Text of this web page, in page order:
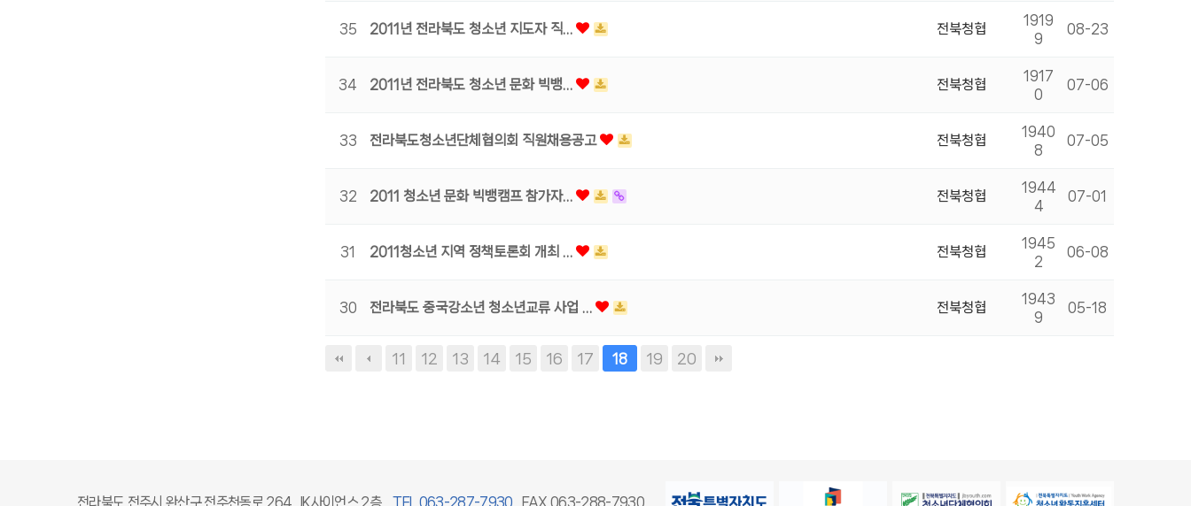
35 2011년 전라북도 청소년 지도자 직… 전북청협
1919
9
08-23
34 2011년 전라북도 청소년 문화 빅뱅… 전북청협
1917
0
07-06
33 전라북도청소년단체협의회 직원채용공고 전북청협
1940
8
07-05
32 2011 청소년 문화 빅뱅캠프 참가자… 전북청협
1944
4
07-01
31 2011청소년 지역 정책토론회 개최 … 전북청협
1945
2
06-08
30 전라북도 중국강소년 청소년교류 사업 … 전북청협
1943
9
05-18
11 12 13 14 15 16 17 18 19 20
전라북도 전주시 완산구 전주천동로 264, JK사이언스 2층TEL 063-287-7930 FAX 063-288-7930